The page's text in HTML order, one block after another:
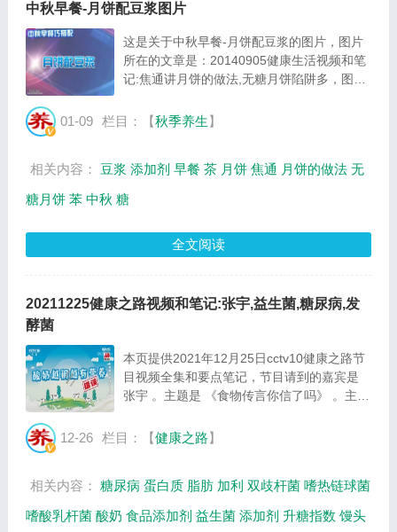
中秋早餐-月饼配豆浆图片
这是关于中秋早餐-月饼配豆浆的图片，图片
所在的文章是：20140905健康生活视频和笔
记:焦通讲月饼的做法,无糖月饼陷阱多，图片
35975Byte。...
01-09 栏目：【秋季养生】
相关内容： 豆浆 添加剂 早餐 茶 月饼 焦通 月饼的做法 无
糖月饼 苯 中秋 糖
全文阅读
20211225健康之路视频和笔记:张宇,益生菌,糖尿病,发
酵菌
本页提供2021年12月25日cctv10健康之路节
目视频全集和要点笔记，节目请到的嘉宾是
张宇 。主题是 《食物传言你信了吗》 。主要
百年养生网提供视频全集的在线观看和主要内
12-26 栏目：【健康之路】
相关内容： 糖尿病 蛋白质 脂肪 加利 双歧杆菌 嗜热链球菌
嗜酸乳杆菌 酸奶 食品添加剂 益生菌 添加剂 升糖指数 馒头